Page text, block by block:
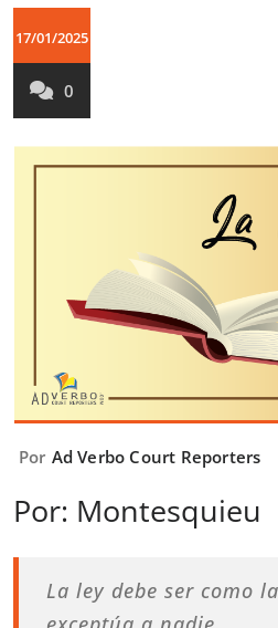
17/01/2025
0
Por Ad Verbo Court Reporters
Por: Montesquieu
La ley debe ser como